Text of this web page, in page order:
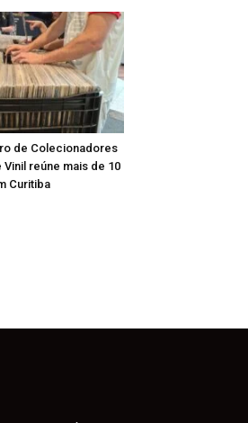
de Colecionadores
Vinil reúne mais de 10
Curitiba